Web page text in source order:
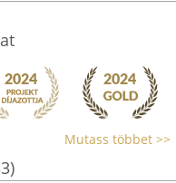
Mutass többet >>